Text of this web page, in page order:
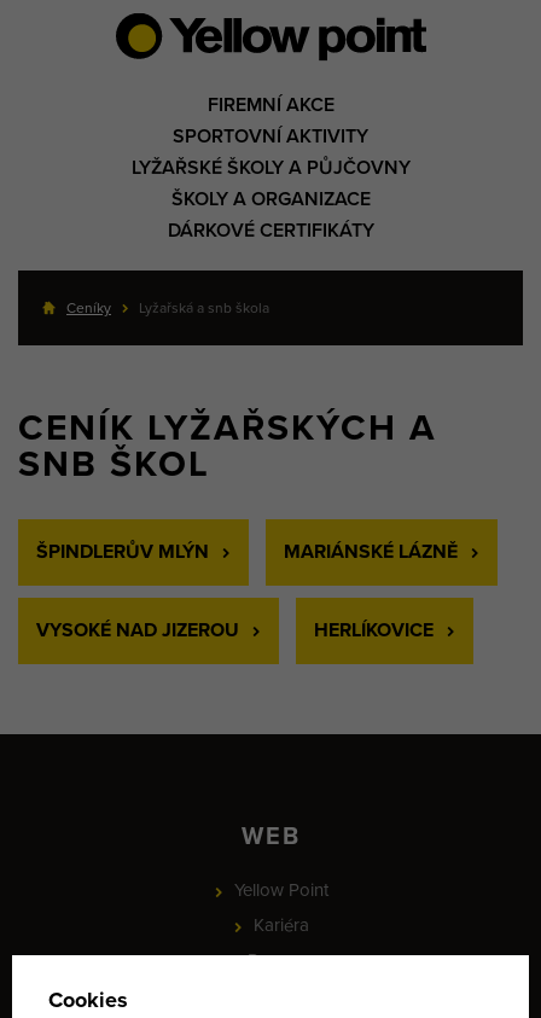
FIREMNÍ AKCE
SPORTOVNÍ AKTIVITY
LYŽAŘSKÉ ŠKOLY A PŮJČOVNY
ŠKOLY A ORGANIZACE
DÁRKOVÉ CERTIFIKÁTY
Ceníky Lyžařská a snb škola
CENÍK LYŽAŘSKÝCH A
SNB ŠKOL
ŠPINDLERŮV MLÝN MARIÁNSKÉ LÁZNĚ
VYSOKÉ NAD JIZEROU HERLÍKOVICE
WEB
Yellow Point
Kariéra
Recenze